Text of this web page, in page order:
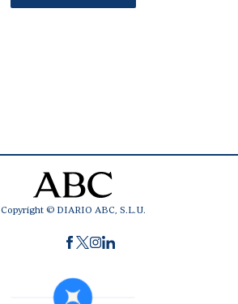
Copyright © DIARIO ABC, S.L.U.